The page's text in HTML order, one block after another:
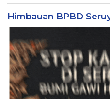
Himbauan BPBD